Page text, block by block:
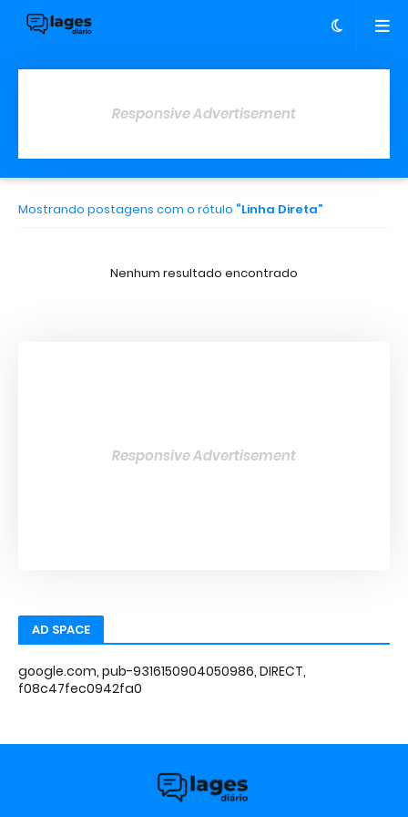
Responsive Advertisement
Mostrando postagens com o rótulo Linha Direta
Nenhum resultado encontrado
Responsive Advertisement
AD SPACE
google.com, pub-9316150904050986, DIRECT,
f08c47fec0942fa0